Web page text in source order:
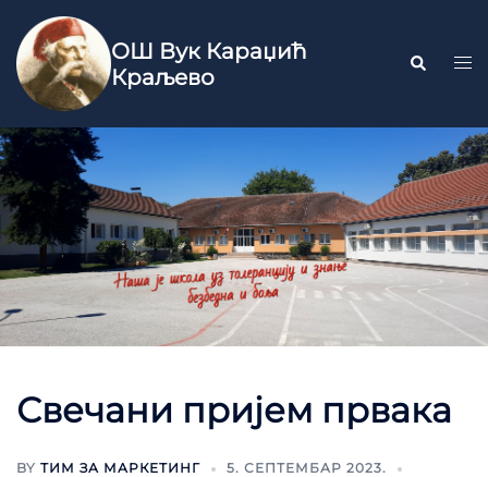
ОШ Вук Караџић
Краљево
Свечани пријем првака
BY ТИМ ЗА МАРКЕТИНГ
5. СЕПТЕМБАР 2023.